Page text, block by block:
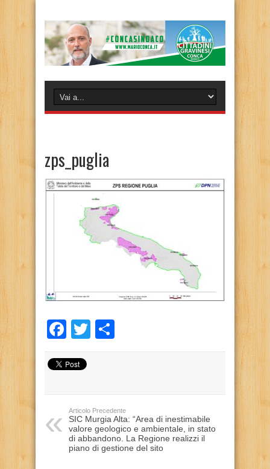
zps_puglia
Facebook
Twitter
Articolo Precedente
SIC Murgia Alta: “Area di inestimabile
valore geologico e ambientale, in stato
di abbandono. La Regione realizzi il
piano di gestione del sito